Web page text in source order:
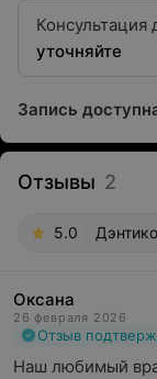
Консультация
уточняйте
Запись
Отзывы 2
5.0
Оксана
26 февраля 2026
Отзыв
Наш любимый